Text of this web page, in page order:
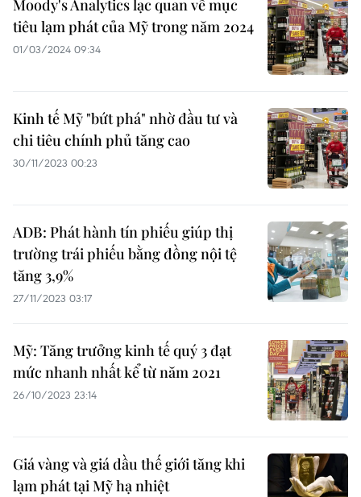
Moody's Analytics lạc quan về mục
tiêu lạm phát của Mỹ trong năm 2024
01/03/2024 09:34
Kinh tế Mỹ "bứt phá" nhờ đầu tư và
chi tiêu chính phủ tăng cao
30/11/2023 00:23
ADB: Phát hành tín phiếu giúp thị
trường trái phiếu bằng đồng nội tệ
tăng 3,9%
27/11/2023 03:17
Mỹ: Tăng trưởng kinh tế quý 3 đạt
mức nhanh nhất kể từ năm 2021
26/10/2023 23:14
Giá vàng và giá dầu thế giới tăng khi
lạm phát tại Mỹ hạ nhiệt